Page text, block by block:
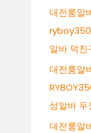
대전룸알
알바 덕진
대전룸알
성알바 두
대전룸알